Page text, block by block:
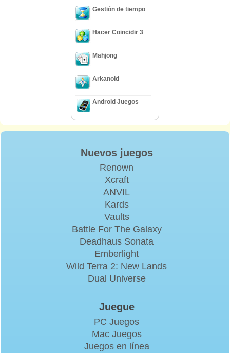
Gestión de tiempo
Hacer Coincidir 3
Mahjong
Arkanoid
Android Juegos
Nuevos juegos
Renown
Xcraft
ANVIL
Kards
Vaults
Battle For The Galaxy
Deadhaus Sonata
Emberlight
Wild Terra 2: New Lands
Dual Universe
Juegue
PC Juegos
Mac Juegos
Juegos en línea